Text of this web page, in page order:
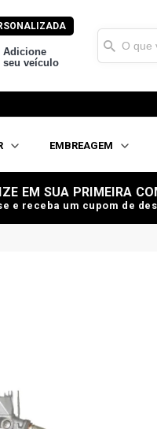
Adicione
seu veículo
EMBREAGEM
EM SUA PRIMEIRA
e receba um cupom de